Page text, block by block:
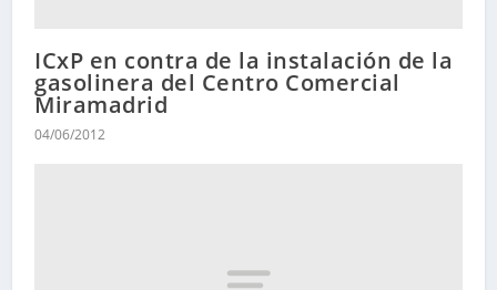
ICxP en contra de la instalación de la
gasolinera del Centro Comercial
Miramadrid
04/06/2012